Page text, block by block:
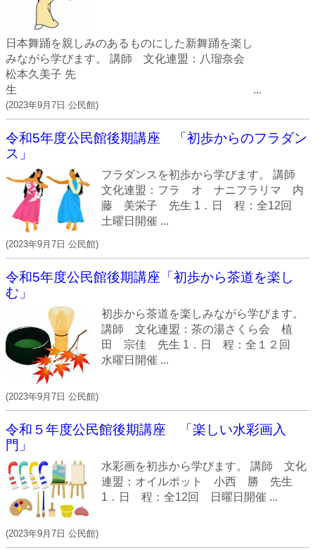
日本舞踊を親しみのあるものにした新舞踊を楽し
みながら学びます。 講師 文化連盟：八瑠奈会
松本久美子 先
生 ...
(2023年9月7日 公民館)
令和5年度公民館後期講座 「初歩からのフラダン
ス」
フラダンスを初歩から学びます。 講師
文化連盟：フラ オ ナニフラリマ 内
藤 美栄子 先生 1．日 程：全12回
土曜日開催 ...
(2023年9月7日 公民館)
令和5年度公民館後期講座「初歩から茶道を楽し
む」
初歩から茶道を楽しみながら学びます。
講師 文化連盟：茶の湯さくら会 植
田 宗佳 先生 1．日 程：全１２回
水曜日開催 ...
(2023年9月7日 公民館)
令和５年度公民館後期講座 「楽しい水彩画入
門」
水彩画を初歩から学びます。 講師 文化
連盟：オイルポット 小西 勝 先生
1．日 程：全12回 日曜日開催 ...
(2023年9月7日 公民館)